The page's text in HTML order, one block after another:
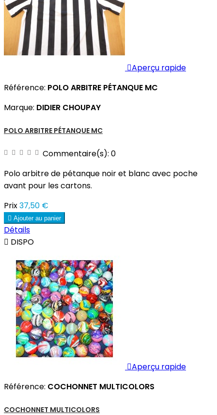
Aperçu rapide
Référence: POLO ARBITRE PÉTANQUE MC
Marque: DIDIER CHOUPAY
POLO ARBITRE PÉTANQUE MC
Commentaire(s): 0
Polo arbitre de pétanque noir et blanc avec poche
avant pour les cartons.
Prix37,50 €
 Ajouter au panier
Détails
 DISPO
Aperçu rapide
Référence: COCHONNET MULTICOLORS
COCHONNET MULTICOLORS